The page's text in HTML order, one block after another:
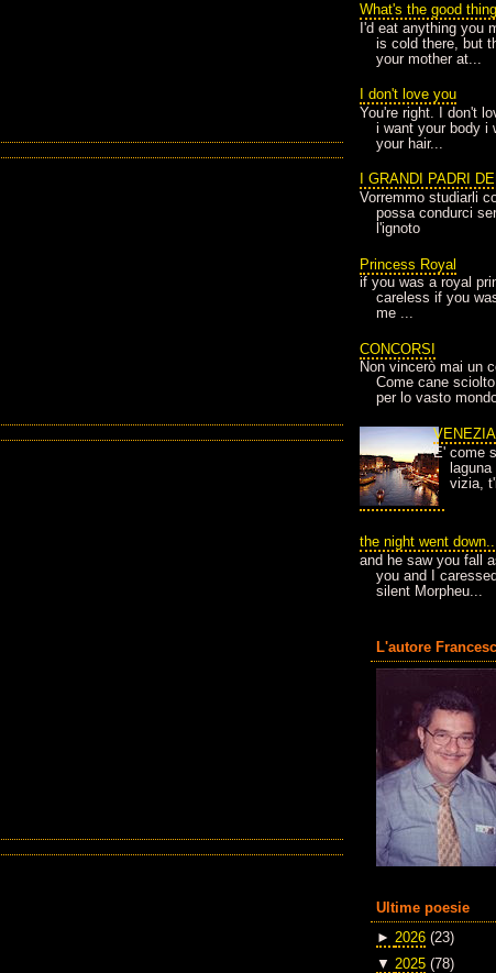
What's the good
I'd eat anything you
is cold there, but
your mother at...
I don't love you
You're right. I don't
i want your body i
your hair...
I GRANDI PADRI
Vorremmo studiarli
possa condurci
l'ignoto
Princess Royal
if you was a royal
careless if you
me ...
CONCORSI
Non vincerò mai un
Come cane
per lo vasto
VENEZIA
E' come
vizia,
the night went down..
and he saw you fall
you and I
silent Morpheu...
L'autore
Ultime poesie
► 2026 (23)
▼ 2025 (78)